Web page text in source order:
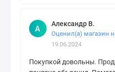
А Александр В.
Оценил(а) магазин
19.06.2024
Покупкой довольны.